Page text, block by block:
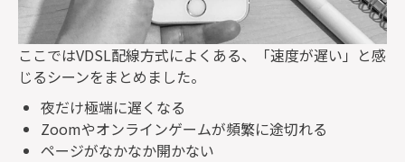
ここではVDSL配線方式によくある、「速度が遅い」と感
じるシーンをまとめました。
夜だけ極端に遅くなる
Zoomやオンラインゲームが頻繁に途切れる
ページがなかなか開かない